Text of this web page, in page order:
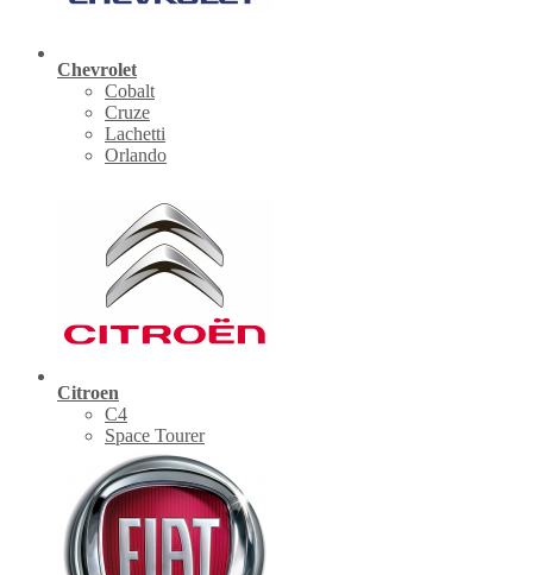
Chevrolet
Cobalt
Cruze
Lachetti
Orlando
Citroen
C4
Space Tourer